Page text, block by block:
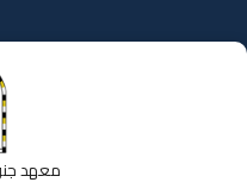
إلى
المحتوى
معهد